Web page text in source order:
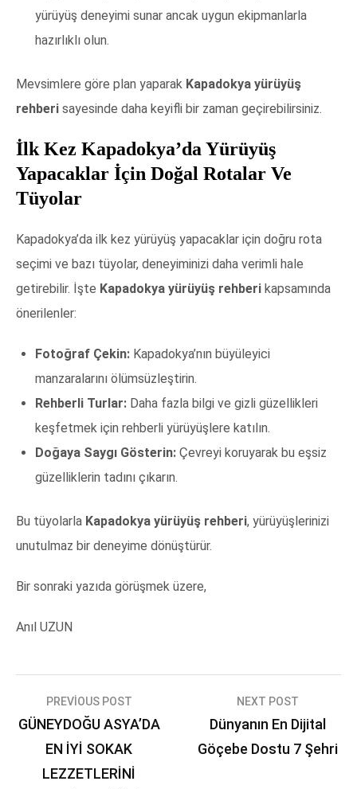
yürüyüş deneyimi sunar ancak uygun ekipmanlarla
hazırlıklı olun.
Mevsimlere göre plan yaparak Kapadokya yürüyüş
rehberi sayesinde daha keyifli bir zaman geçirebilirsiniz.
İlk Kez Kapadokya’da Yürüyüş
Yapacaklar İçin Doğal Rotalar Ve
Tüyolar
Kapadokya’da ilk kez yürüyüş yapacaklar için doğru rota
seçimi ve bazı tüyolar, deneyiminizi daha verimli hale
getirebilir. İşte Kapadokya yürüyüş rehberi kapsamında
önerilenler:
Fotoğraf Çekin: Kapadokya’nın büyüleyici
manzaralarını ölümsüzleştirin.
Rehberli Turlar: Daha fazla bilgi ve gizli güzellikleri
keşfetmek için rehberli yürüyüşlere katılın.
Doğaya Saygı Gösterin: Çevreyi koruyarak bu eşsiz
güzelliklerin tadını çıkarın.
Bu tüyolarla Kapadokya yürüyüş rehberi, yürüyüşlerinizi
unutulmaz bir deneyime dönüştürür.
Bir sonraki yazıda görüşmek üzere,
Anıl UZUN
Yazı
gezinmesi
PREVIOUS POST
GÜNEYDOĞU ASYA’DA
EN İYİ SOKAK
LEZZETLERİNİ
NEXT POST
Dünyanın En Dijital
Göçebe Dostu 7 Şehri